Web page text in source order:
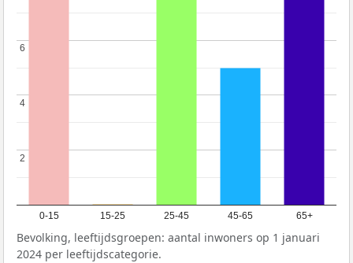
0-15 15-25 25-45 45-65 65+
2
2
4
4
6
6
Bevolking, leeftijdsgroepen: aantal inwoners op 1 januari
2024 per leeftijdscategorie.